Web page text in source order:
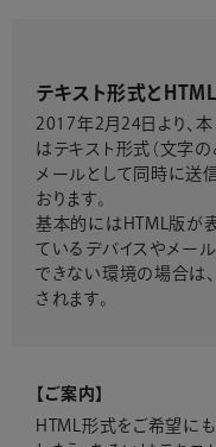
テキスト形式と
2017年2月24日より、
はテキスト形式（文字の
メールとして同時に送
おります。
基本的にはHTML版が
ているデバイスやメー
できない環境の場合は
されます。
【ご案内】
HTML形式をご希望に